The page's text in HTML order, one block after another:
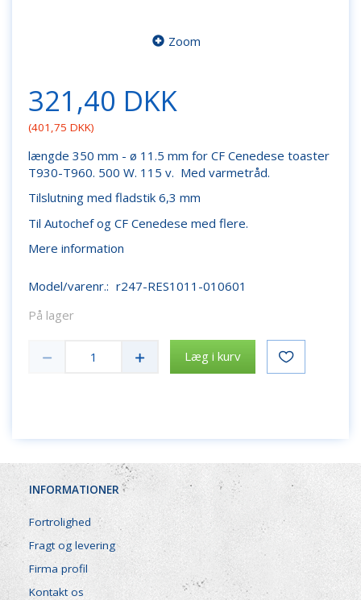
Zoom
321,40 DKK
(401,75 DKK)
længde 350 mm - ø 11.5 mm for CF Cenedese toaster
T930-T960. 500 W. 115 v. Med varmetråd.
Tilslutning med fladstik 6,3 mm
Til Autochef og CF Cenedese med flere.
Mere information
Model/varenr.: r247-RES1011-010601
På lager
Læg i kurv
INFORMATIONER
Fortrolighed
Fragt og levering
Firma profil
Kontakt os